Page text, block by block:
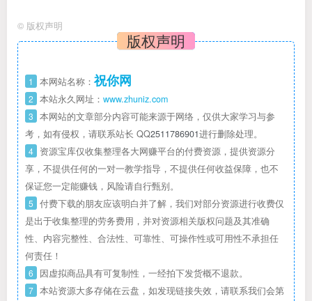
© 版权声明
版权声明
1 本网站名称： 祝你网
2 本站永久网址： www.zhuniz.com
3 本网站的文章部分内容可能来源于网络，仅供大家学习与参
考，如有侵权，请联系站长 QQ2511786901进行删除处理。
4 资源宝库仅收集整理各大网赚平台的付费资源，提供资源分
享，不提供任何的一对一教学指导，不提供任何收益保障，也不
保证您一定能赚钱，风险请自行甄别。
5 付费下载的朋友应该明白并了解，我们对部分资源进行收费仅
是出于收集整理的劳务费用，并对资源相关版权问题及其准确
性、内容完整性、合法性、可靠性、可操作性或可用性不承担任
何责任！
6 因虚拟商品具有可复制性，一经拍下发货概不退款。
7 本站资源大多存储在云盘，如发现链接失效，请联系我们会第